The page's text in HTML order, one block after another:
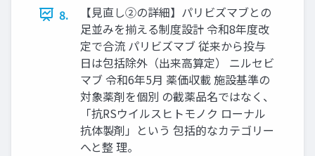
8.
【見直し②の詳細】パリビズマブとの
足並みを揃える制度設計 令和8年度改
定で合流 パリビズマブ 従来から投与
日は包括除外（出来高算定） ニルセビ
マブ 令和6年5月 薬価収載 施設基準の
対象薬剤を個別 の截薬品名ではなく、
「抗RSウイルスヒトモノク ローナル
抗体製剤」という 包括的なカテゴリー
へと整 理。